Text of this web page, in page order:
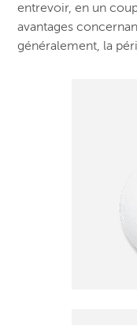
entrevoir, en un
avantages
généralement, la